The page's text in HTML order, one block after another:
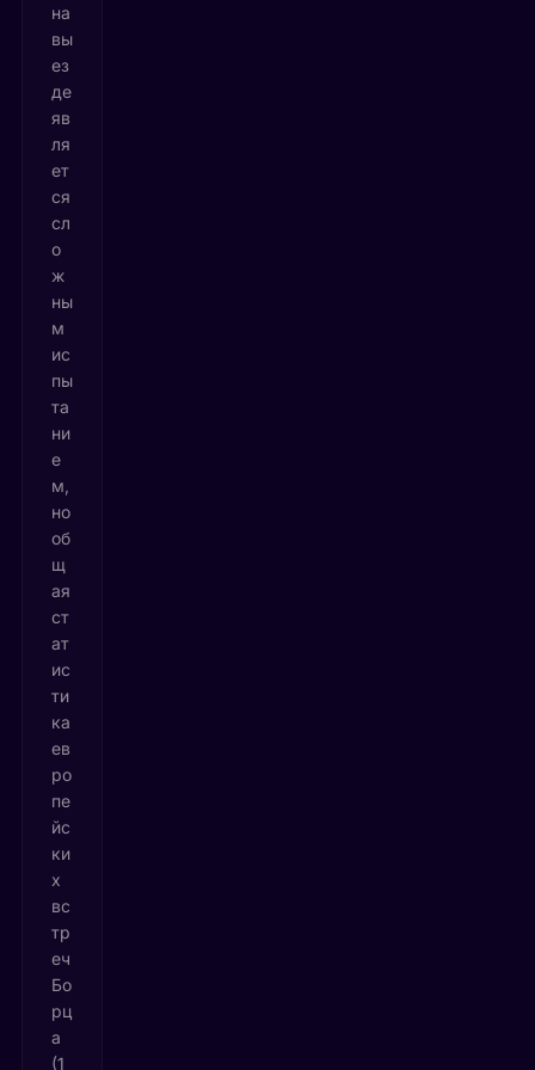
на
вы
ез
де
яв
ля
ет
ся
сл
о
ж
ны
м
ис
пы
та
ни
е
м,
но
об
щ
ая
ст
ат
ис
ти
ка
ев
ро
пе
йс
ки
х
вс
тр
еч
Бо
рц
а
(1